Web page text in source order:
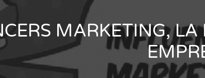
MARKETING,